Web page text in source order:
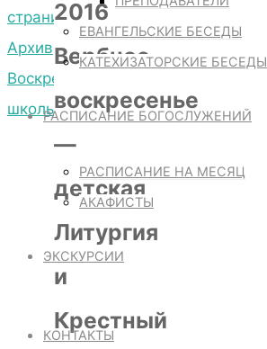
ЕВАНГЕЛЬСКИЕ БЕСЕДЫ
КАТЕХИЗАТОРСКИЕ БЕСЕДЫ
РАСПИСАНИЕ БОГОСЛУЖЕНИЙ
РАСПИСАНИЕ НА МЕСЯЦ
АКАФИСТЫ
ЭКСКУРСИИ
КОНТАКТЫ
страница
Архив
Воскресной
школы
Вербное
воскресенье
детская
2016
Вербное
воскресенье
—
детская
Литургия
и
Крестный